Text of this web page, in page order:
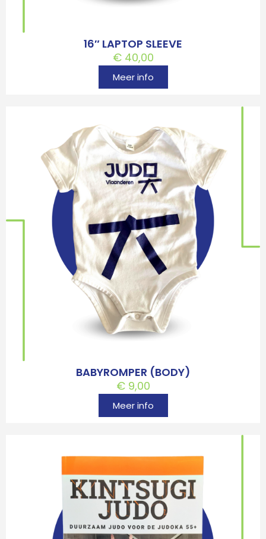
16″ LAPTOP SLEEVE
€40,00
Meer info
BABYROMPER (BODY)
€9,00
Meer info